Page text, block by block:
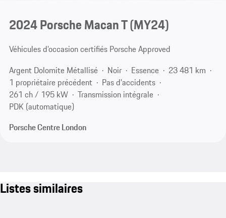
2024 Porsche Macan T (MY24)
Véhicules d’occasion certifiés Porsche Approved
Argent Dolomite Métallisé
Noir Essence
23 481 km
1 propriétaire précédent
Pas d'accidents
261 ch / 195 kW
Transmission intégrale
PDK (automatique)
Porsche Centre London
Listes similaires